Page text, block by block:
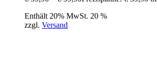
Enthält 20% MwSt. 20 %
zzgl. Versand